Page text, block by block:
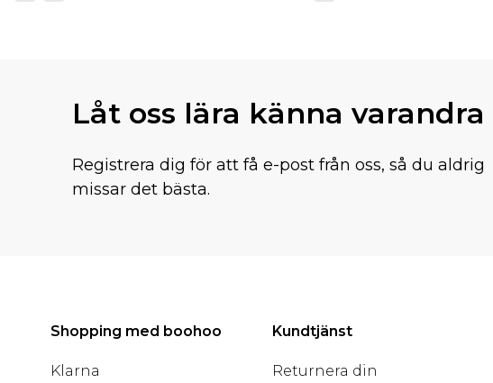
Låt oss lära känna varandra
Registrera dig för att få e-post från oss, så du aldrig
missar det bästa.
Shopping med boohoo
Klarna
Kundtjänst
Returnera din